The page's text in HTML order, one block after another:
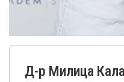
Д-р Милица